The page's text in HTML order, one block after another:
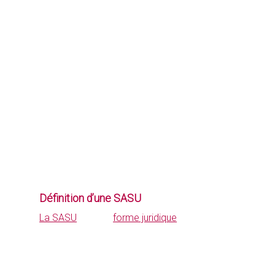
Définition d’une SASU
La SASU est uneforme juridique